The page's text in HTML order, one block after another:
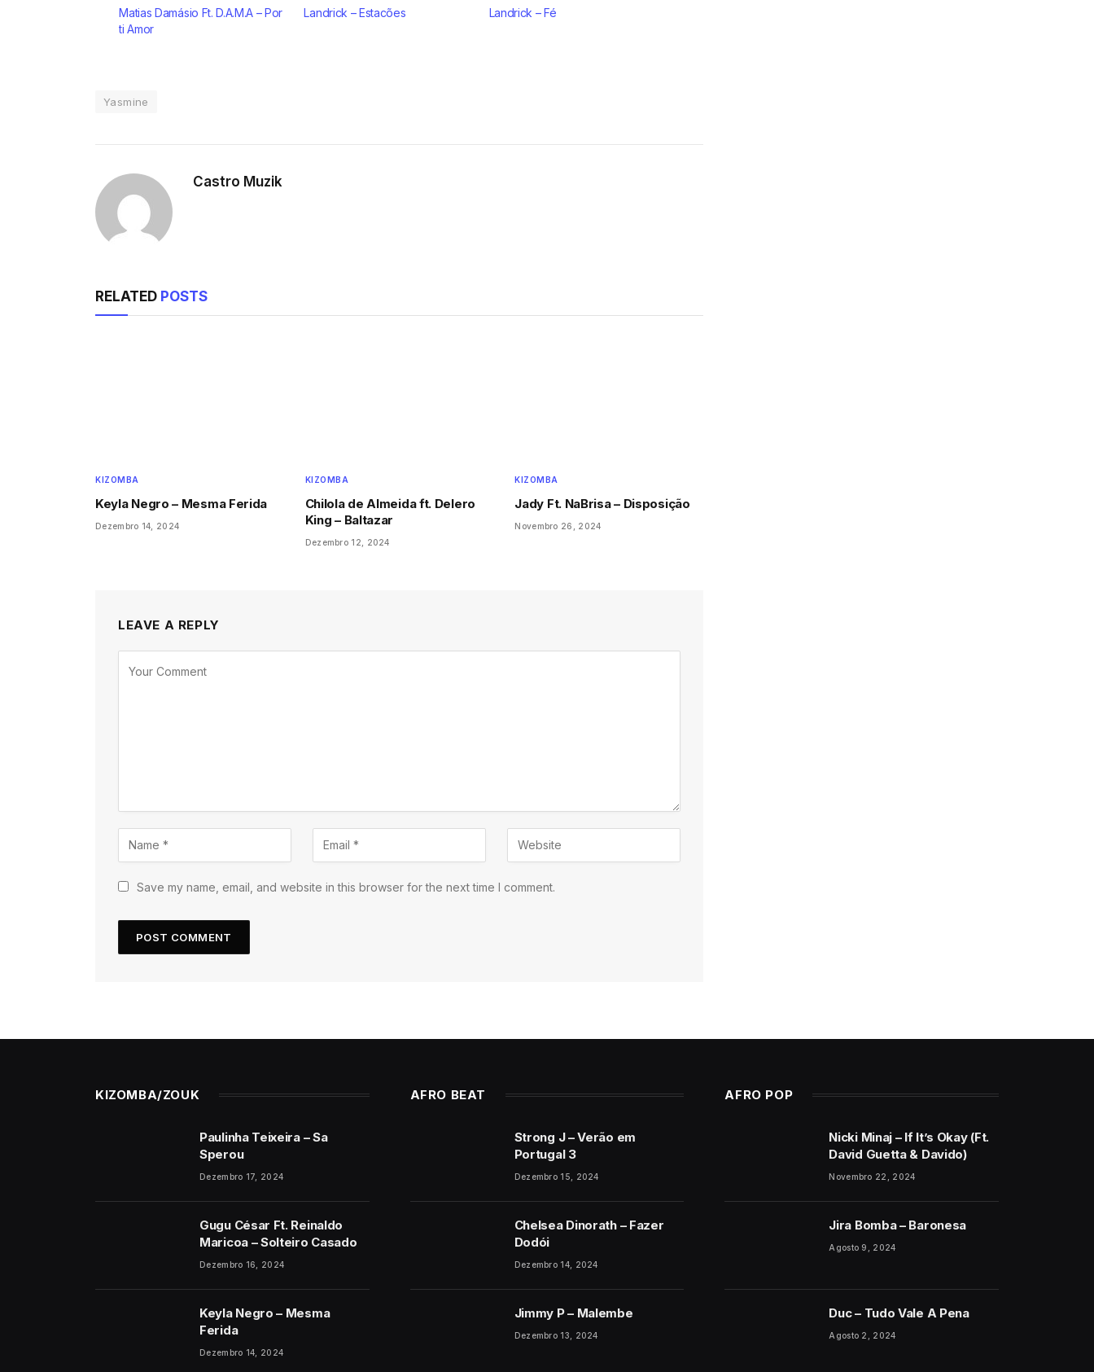
Matias Damásio Ft. D.A.M.A – Por
ti Amor
Landrick – Estacões Landrick – Fé
Yasmine
Castro Muzik
RELATED POSTS
KIZOMBA
Keyla Negro – Mesma Ferida
Dezembro 14, 2024
KIZOMBA
Chilola de Almeida ft. Delero
King – Baltazar
Dezembro 12, 2024
KIZOMBA
Jady Ft. NaBrisa – Disposição
Novembro 26, 2024
LEAVE A REPLY
Save my name, email, and website in this browser for the next time I comment.
KIZOMBA/ZOUK
Paulinha Teixeira – Sa
Sperou
Dezembro 17, 2024
Gugu César Ft. Reinaldo
Maricoa – Solteiro Casado
Dezembro 16, 2024
Keyla Negro – Mesma
Ferida
Dezembro 14, 2024
AFRO BEAT
Strong J – Verão em
Portugal 3
Dezembro 15, 2024
Chelsea Dinorath – Fazer
Dodói
Dezembro 14, 2024
Jimmy P – Malembe
Dezembro 13, 2024
AFRO POP
Nicki Minaj – If It’s Okay (Ft.
David Guetta & Davido)
Novembro 22, 2024
Jira Bomba – Baronesa
Agosto 9, 2024
Duc – Tudo Vale A Pena
Agosto 2, 2024